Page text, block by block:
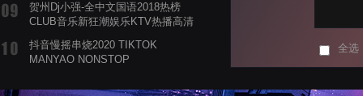
贺州Dj小强-全中文国语2018热榜
CLUB音乐新狂潮娱乐KTV热播高清
抖音慢摇串烧2020 TIKTOK
MANYAO NONSTOP
蝉爸爸妈妈爱存在夏天的风是想你的
全选